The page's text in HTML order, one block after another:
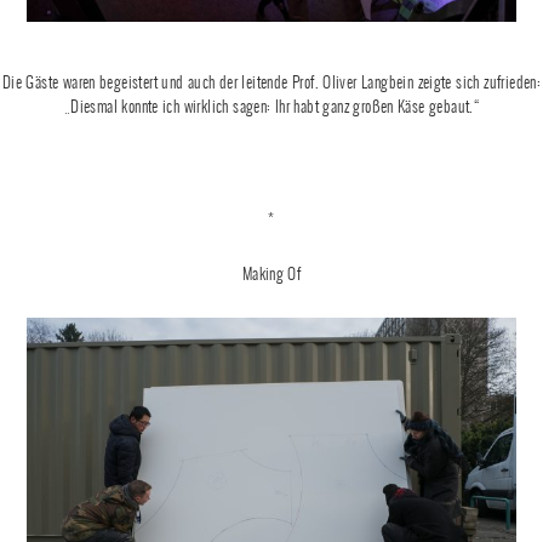
Die Gäste waren begeistert und auch der leitende Prof. Oliver Langbein zeigte sich zufrieden:
„Diesmal konnte ich wirklich sagen: Ihr habt ganz großen Käse gebaut.“
*
Making Of